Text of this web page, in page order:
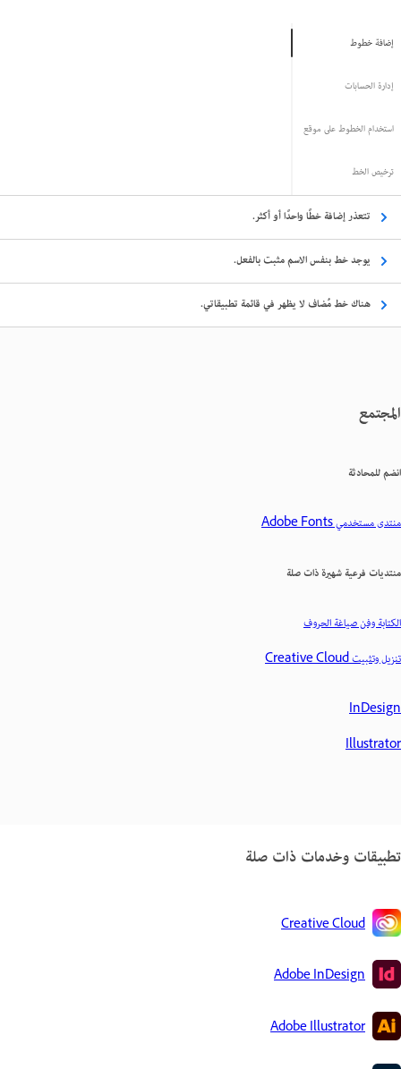
إضافة خطوط
إدارة الحسابات
استخدام الخطوط على موقع
ترخيص الخط
تتعذر إضافة خطًا واحدًا أو أكثر.
يوجد خط بنفس الاسم مثبت بالفعل.
هناك خط مُضاف لا يظهر في قائمة تطبيقاتي.
المجتمع
انضم للمحادثة
منتدى مستخدمي Adobe Fonts
منتديات فرعية شهيرة ذات صلة
الكتابة وفن صياغة الحروف
تنزيل وتثبيت Creative Cloud
InDesign
Illustrator
تطبيقات وخدمات ذات صلة
Creative Cloud
Adobe InDesign
Adobe Illustrator